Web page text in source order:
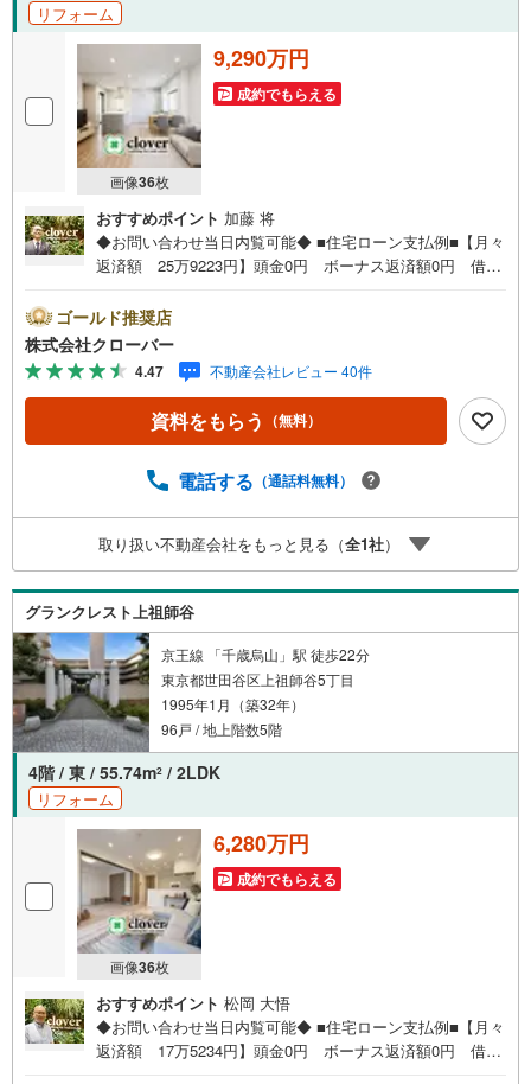
リフォーム
画像36枚
9,290万円
成約でもらえる
おすすめポイント 加藤 将
◆お問い合わせ当日内覧可能◆ ■住宅ローン支払例■【月々
返済額 25万9223円】頭金0円 ボーナス返済額0円 借入
●住宅ローン、諸費用ローンお気軽にご相談下さい！世田谷
区上祖師谷に佇むセボン千歳烏山。京王線「千歳烏山」駅
徒歩9分。ペット飼育可能（大型犬可、理事会要承認）200
0年4月築、鉄筋コンクリート造地下1階付2階建て、総戸数
7戸、施工は飛鳥建設株式会社、管理は日本ハウズイング株
式会社。安心の新耐震基準♪駐車場は1住戸1台は無償とな
店街は店舗も多く住みやすい環境です。お部屋は新規内装
方が得なの？■分からない事、何でもご相談下さい。■随
時！内覧可能です！■平日・土日・祝祭日…日程・時間はい
つでも調整可能。ご指定の場所にお車でお迎えに上がりま
す。■不動産購入のご相談も随時開催中！■ ○住宅ローン
のご相談 ○買換えのご相談 ○ご自宅査定のご相談 ○弊
社買取も行っております！
ゴールド推奨店
株式会社クローバー
4.47 不動産会社レビュー 40件
資料をもらう （無料）
電話する （通話料無料）
取り扱い不動産会社をもっと見る（全1社）
グランクレスト上祖師谷
京王線 「千歳烏山」駅 徒歩22分
東京都世田谷区上祖師谷5丁目
1995年1月（築32年）
96戸 / 地上階数5階
4階 / 東 / 55.74m2 / 2LDK
リフォーム
画像36枚
6,280万円
成約でもらえる
おすすめポイント 松岡 大悟
◆お問い合わせ当日内覧可能◆ ■住宅ローン支払例■【月々
返済額 17万5234円】頭金0円 ボーナス返済額0円 借入